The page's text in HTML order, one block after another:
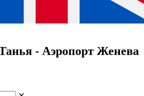
- Аэропорт Женева